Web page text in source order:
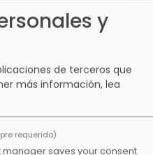
show
y
de terceros que
más información, lea
requerido)
manager saves your consent